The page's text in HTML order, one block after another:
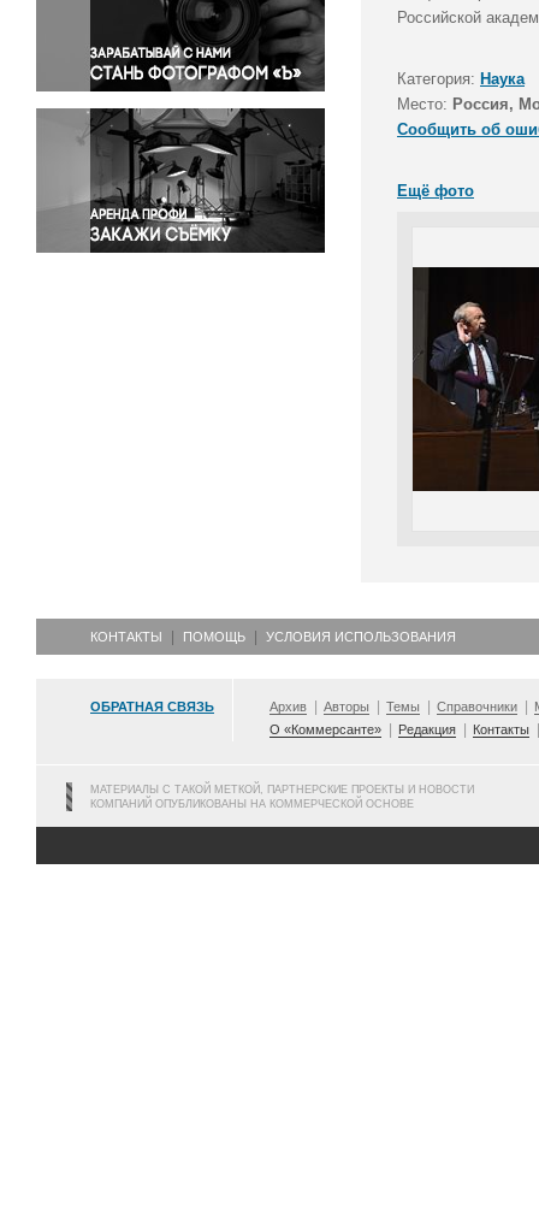
Правосудие
Происшествия и конфликты
Религия
Светская жизнь
Спорт
Экология
Экономика и бизнес
Российской
Категория: Наука
Место: Россия,
Сообщить об
Ещё фото
КОНТАКТЫ ПОМОЩЬ УСЛОВИЯ ИСПОЛЬЗОВАНИЯ
ОБРАТНАЯ СВЯЗЬ Архив Авторы Темы Справочники
О «Коммерсанте»
Редакция Контакты
МАТЕРИАЛЫ С ТАКОЙ МЕТКОЙ, ПАРТНЕРСКИЕ ПРОЕКТЫ И НОВОСТИ
КОМПАНИЙ ОПУБЛИКОВАНЫ НА КОММЕРЧЕСКОЙ ОСНОВЕ